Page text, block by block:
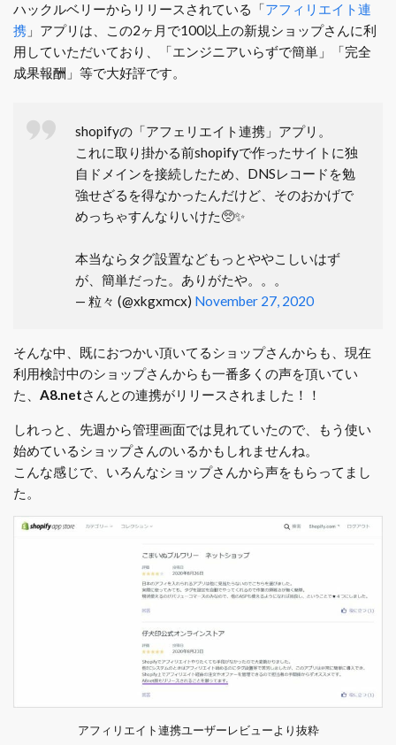
ハックルベリーからリリースされている「アフィリエイト連
携 」アプリは、この2ヶ月で100以上の新規ショップさんに利
用していただいており、「エンジニアいらずで簡単」「完全
成果報酬」等で大好評です。
shopifyの「アフェリエイト連携」アプリ。
これに取り掛かる前shopifyで作ったサイトに独
自ドメインを接続したため、DNSレコードを勉
強せざるを得なかったんだけど、そのおかげで
めっちゃすんなりいけた🥺✨
本当ならタグ設置などもっとややこしいはず
が、簡単だった。ありがたや。。。
— 粒々 (@xkgxmcx) November 27, 2020
そんな中、既におつかい頂いてるショップさんからも、現在
利用検討中のショップさんからも一番多くの声を頂いてい
た、 A8.netさんとの連携がリリースされました！！
しれっと、先週から管理画面では見れていたので、もう使い
始めているショップさんのいるかもしれませんね。
こんな感じで、いろんなショップさんから声をもらってまし
た。
アフィリエイト連携ユーザーレビューより抜粋